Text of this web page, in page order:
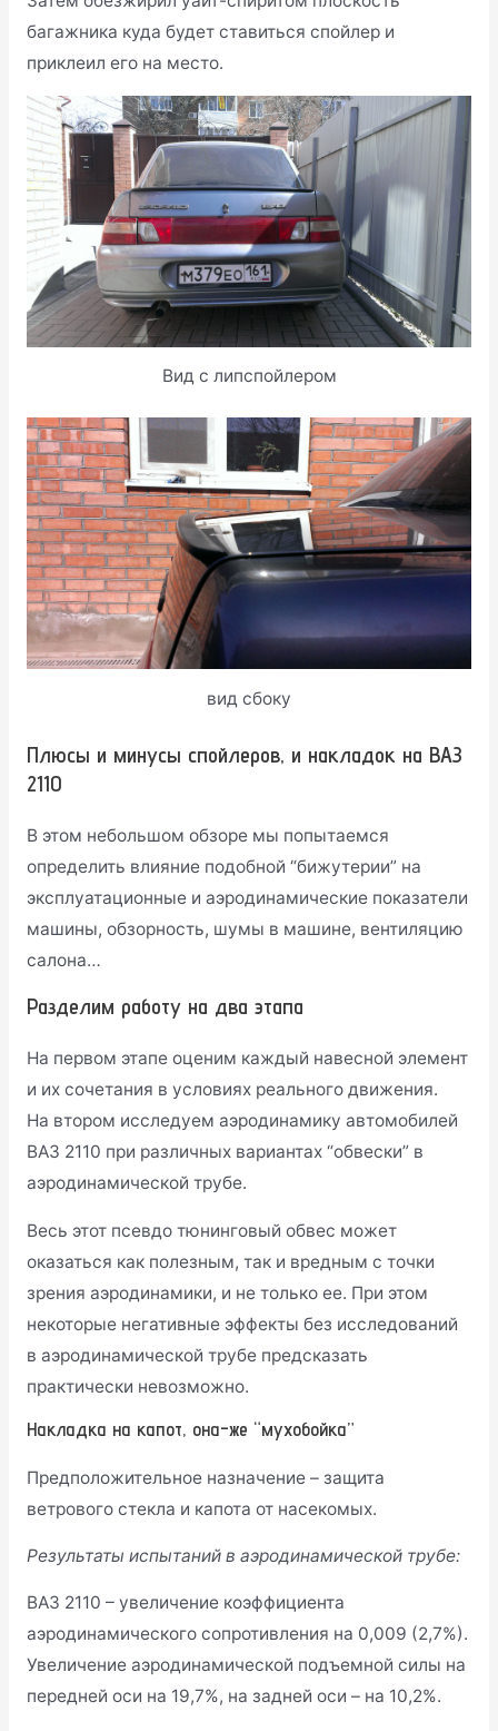
багажника куда будет ставиться спойлер и
приклеил его на место.
Вид с липспойлером
вид сбоку
Плюсы и минусы спойлеров, и накладок на ВАЗ
2110
В этом небольшом обзоре мы попытаемся
определить влияние подобной “бижутерии” на
эксплуатационные и аэродинамические показатели
машины, обзорность, шумы в машине, вентиляцию
салона…
Разделим работу на два этапа
На первом этапе оценим каждый навесной элемент
и их сочетания в условиях реального движения.
На втором исследуем аэродинамику автомобилей
ВАЗ 2110 при различных вариантах “обвески” в
аэродинамической трубе.
Весь этот псевдо тюнинговый обвес может
оказаться как полезным, так и вредным с точки
зрения аэродинамики, и не только ее. При этом
некоторые негативные эффекты без исследований
в аэродинамической трубе предсказать
практически невозможно.
Накладка на капот, она-же “мухобойка”
Предположительное назначение – защита
ветрового стекла и капота от насекомых.
Результаты испытаний в аэродинамической трубе:
ВАЗ 2110 – увеличение коэффициента
аэродинамического сопротивления на 0,009 (2,7%).
Увеличение аэродинамической подъемной силы на
передней оси на 19,7%, на задней оси – на 10,2%.